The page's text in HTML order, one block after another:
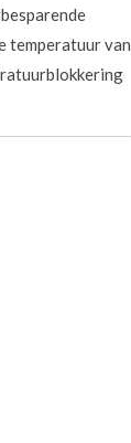
temperatuur van